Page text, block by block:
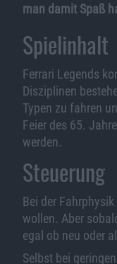
man damit Spaß
Spielinhalt
Ferrari Legends
Disziplinen
Typen zu fahren
Feier des 65.
werden.
Steuerung
Bei der
wollen. Aber
egal ob neu oder
Selbst bei